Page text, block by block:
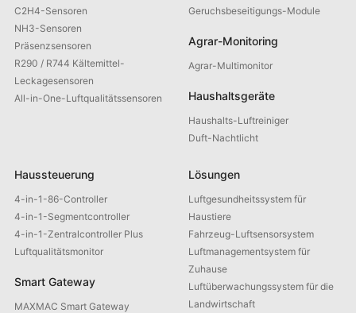
C2H4-Sensoren
NH3-Sensoren
Präsenzsensoren
R290 / R744 Kältemittel-
Leckagesensoren
All-in-One-Luftqualitätssensoren
Geruchsbeseitigungs-Module
Agrar-Monitoring
Agrar-Multimonitor
Haushaltsgeräte
Haushalts-Luftreiniger
Duft-Nachtlicht
Haussteuerung
4-in-1-86-Controller
4-in-1-Segmentcontroller
4-in-1-Zentralcontroller Plus
Luftqualitätsmonitor
Smart Gateway
MAXMAC Smart Gateway
Lösungen
Luftgesundheitssystem für
Haustiere
Fahrzeug-Luftsensorsystem
Luftmanagementsystem für
Zuhause
Luftüberwachungssystem für die
Landwirtschaft